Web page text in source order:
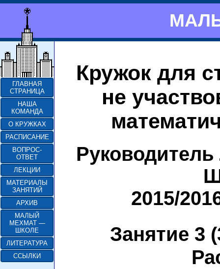
ГЛАВНАЯ
СТРАНИЦА
НАША
КОМАНДА
О КРУЖКАХ
РАСПИСАНИЕ
ВОПРОС-
ОТВЕТ
ЛЕКЦИИ
МАТЕРИАЛЫ
ЗАНЯТИЙ
АРХИВ
МАЛЫЙ
МЕХМАТ —
ШКОЛЕ
ЛИТЕРАТУРА
ССЫЛКИ
Кружок для
не
2015/
Занятие 3